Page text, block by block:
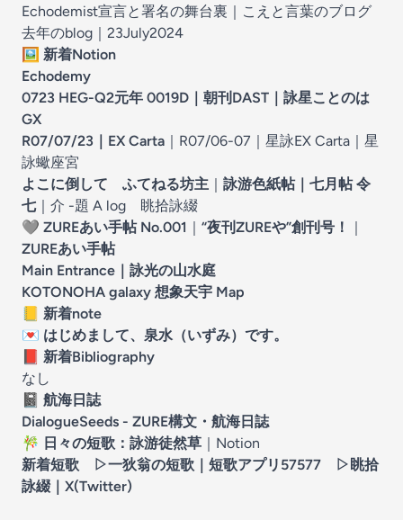
Echodemist宣言と署名の舞台裏 ｜ こえと言葉のブログ
去年のblog｜23July2024
🖼️ 新着Notion
Echodemy
0723 HEG-Q2元年 0019D ｜ 朝刊DAST｜詠星ことのは
GX
R07/07/23｜EX Carta ｜ R07/06-07｜星詠EX Carta ｜ 星
詠蠍座宮
よこに倒して ふてねる坊主 ｜ 詠游色紙帖｜七月帖 令
七｜ 介 -題 A log 眺拾詠綴
🩶 ZUREあい手帖 No.001 ｜ “夜刊ZUREや”創刊号！
｜
ZUREあい手帖
Main Entrance｜ 詠光の山水庭
KOTONOHA galaxy 想象天宇 Map
📒 新着note
💌 はじめまして、泉水（いずみ）です。
📕 新着Bibliography
なし
📓 航海日誌
DialogueSeeds - ZURE構文・航海日誌
🎋 日々の短歌： 詠游徒然草 ｜Notion
新着短歌 ▷一狄翁の短歌 ｜短歌アプリ57577 ▷ 眺拾
詠綴｜X(Twitter)